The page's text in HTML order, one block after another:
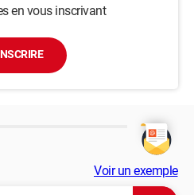
en vous inscrivant
Voir un exemple